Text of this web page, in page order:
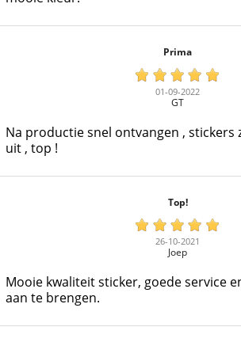
Prima
01-09-2022
GT
Na productie snel ontvangen , stickers
uit , top !
Top!
26-10-2021
Joep
Mooie kwaliteit sticker, goede service
aan te brengen.